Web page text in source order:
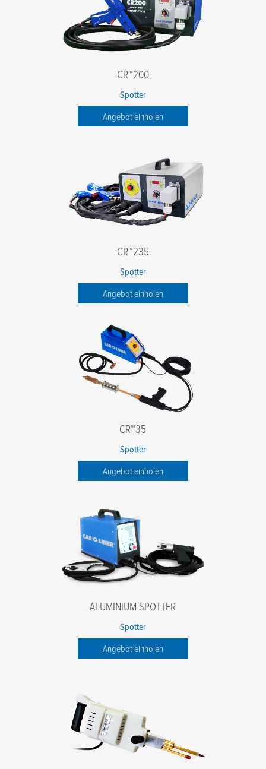
CR™200
Spotter
Angebot einholen
CR™235
Spotter
Angebot einholen
CR™35
Spotter
Angebot einholen
ALUMINIUM SPOTTER
Spotter
Angebot einholen